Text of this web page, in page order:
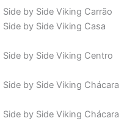
by Side Viking Carrão
by Side Viking Casa
by Side Viking Centro
by Side Viking Chácara
by Side Viking Chácara